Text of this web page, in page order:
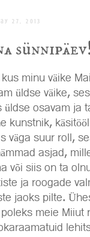
27, 2013
minu väike
üldse väike,
osavam ja
kunstnik,
suur roll,
asjad,
või siis on ta
ja roogade
jaoks pilte.
meie Miiut